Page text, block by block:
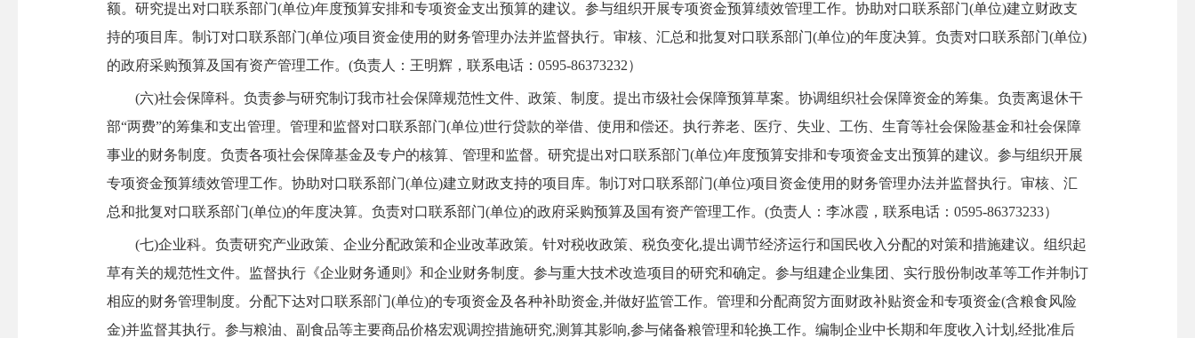
额。研究提出对口联系部门(单位)年度预算安排和专项资金支出预算的建议。参与组织开展专项资金预算绩效管理工作。协助对口联系部门(单位)建立财政支
持的项目库。制订对口联系部门(单位)项目资金使用的财务管理办法并监督执行。审核、汇总和批复对口联系部门(单位)的年度决算。负责对口联系部门(单位)
的政府采购预算及国有资产管理工作。 (负责人：王明辉，联系电话：0595-86373232）
(六)社会保障科。负责参与研究制订我市社会保障规范性文件、政策、制度。提出市级社会保障预算草案。协调组织社会保障资金的筹集。负责离退休干
部“两费”的筹集和支出管理。管理和监督对口联系部门(单位)世行贷款的举借、使用和偿还。执行养老、医疗、失业、工伤、生育等社会保险基金和社会保障
事业的财务制度。负责各项社会保障基金及专户的核算、管理和监督。研究提出对口联系部门(单位)年度预算安排和专项资金支出预算的建议。参与组织开展
专项资金预算绩效管理工作。协助对口联系部门(单位)建立财政支持的项目库。制订对口联系部门(单位)项目资金使用的财务管理办法并监督执行。审核、汇
总和批复对口联系部门(单位)的年度决算。负责对口联系部门(单位)的政府采购预算及国有资产管理工作。 (负责人：李冰霞，联系电话：0595-86373233）
(七)企业科。负责研究产业政策、企业分配政策和企业改革政策。针对税收政策、税负变化,提出调节经济运行和国民收入分配的对策和措施建议。组织起
草有关的规范性文件。监督执行《企业财务通则》和企业财务制度。参与重大技术改造项目的研究和确定。参与组建企业集团、实行股份制改革等工作并制订
相应的财务管理制度。分配下达对口联系部门(单位)的专项资金及各种补助资金,并做好监管工作。管理和分配商贸方面财政补贴资金和专项资金(含粮食风险
金)并监督其执行。参与粮油、副食品等主要商品价格宏观调控措施研究,测算其影响,参与储备粮管理和轮换工作。编制企业中长期和年度收入计划,经批准后